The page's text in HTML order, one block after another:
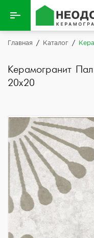
Назад
Керамическая плитка
Главная / Каталог /
Керамогранит
20x20